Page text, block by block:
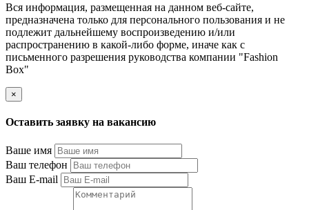
Вся информация, размещенная на данном веб-сайте,
предназначена только для персонального пользования и не
подлежит дальнейшему воспроизведению и/или
распространению в какой-либо форме, иначе как с
письменного разрешения руководства компании "Fashion
Box"
×
Оставить заявку на вакансию
Ваше имя
Ваш телефон
Ваш E-mail